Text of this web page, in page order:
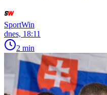
SportWin
dnes, 18:11
2 min